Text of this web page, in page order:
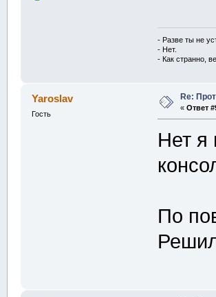
- Разве ты не
- Нет.
- Как странно,
Yaroslav
Гость
Re:
« Ответ
Нет я
По